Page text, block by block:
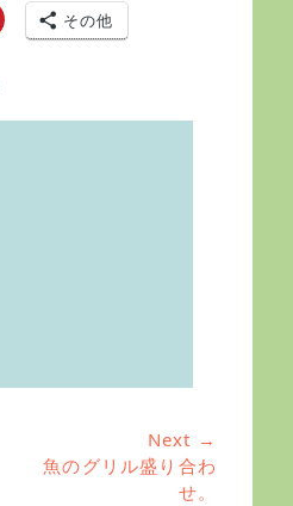
その他
Next →
Next
魚のグリル盛り合わ
せ。